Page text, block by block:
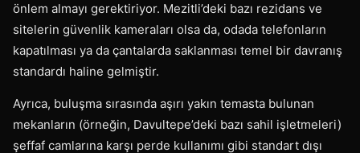
önlem almayı gerektiriyor. Mezitli’deki bazı rezidans ve
sitelerin güvenlik kameraları olsa da, odada telefonların
kapatılması ya da çantalarda saklanması temel bir davranış
standardı haline gelmiştir.
Ayrıca, buluşma sırasında aşırı yakın temasta bulunan
mekanların (örneğin, Davultepe’deki bazı sahil işletmeleri)
şeffaf camlarına karşı perde kullanımı gibi standart dışı